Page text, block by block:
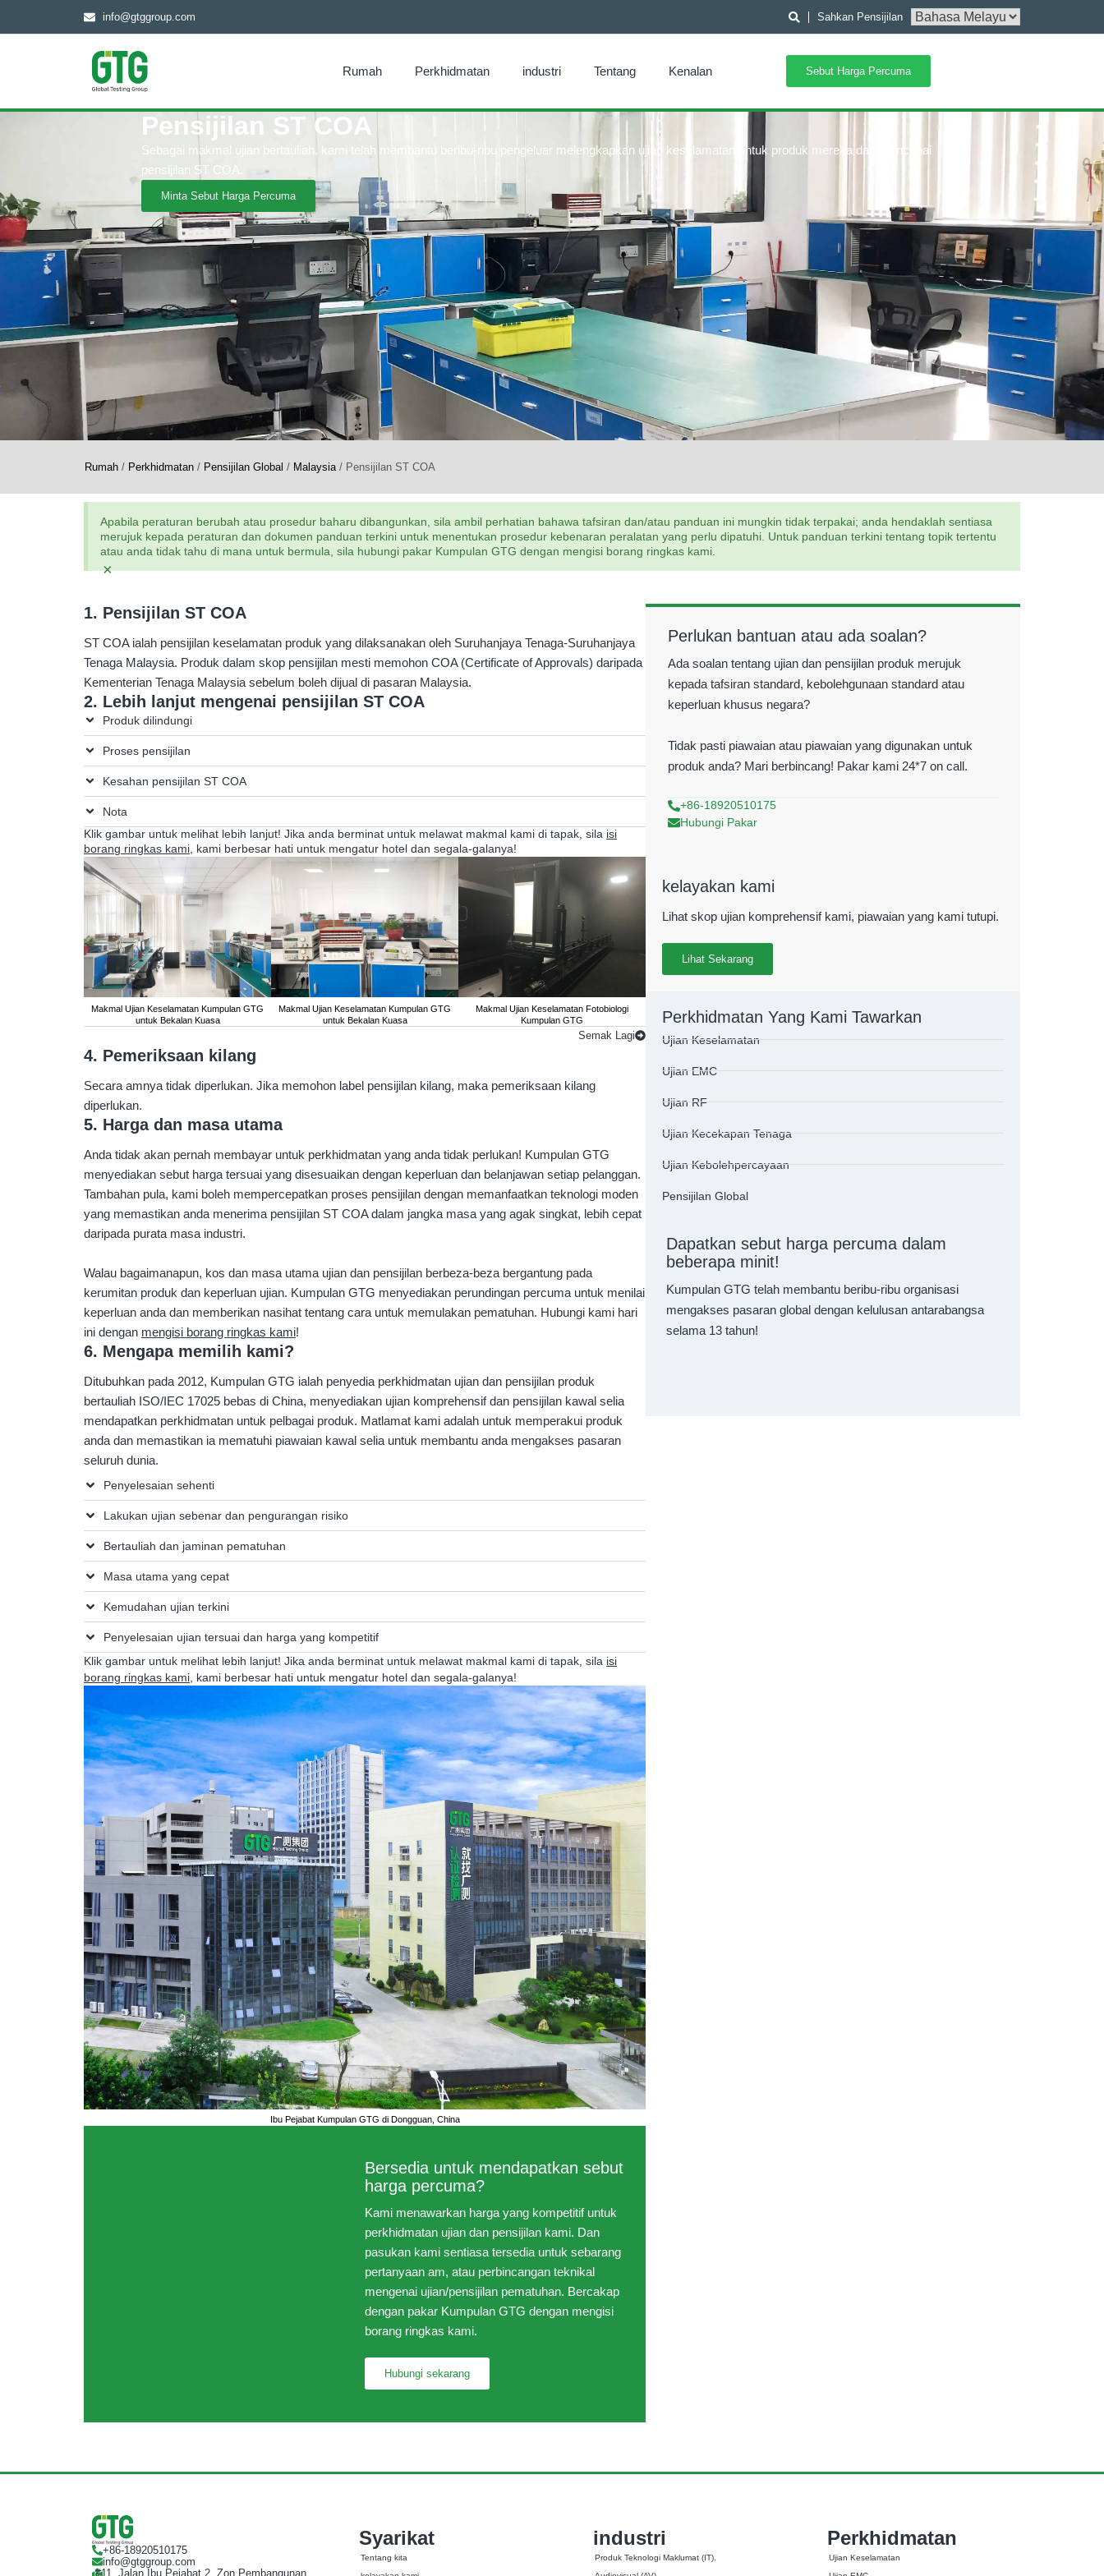
info@gtggroup.com Sahkan Pensijilan
Rumah Perkhidmatan industri Tentang Kenalan Sebut Harga Percuma
Pensijilan ST COA
Sebagai makmal ujian bertauliah, kami telah membantu beribu-ribu pengeluar melengkapkan ujian keselamatan untuk produk mereka dan mencapai
pensijilan ST COA.
Minta Sebut Harga Percuma
Rumah / Perkhidmatan / Pensijilan Global / Malaysia / Pensijilan ST COA
Apabila peraturan berubah atau prosedur baharu dibangunkan, sila ambil perhatian bahawa tafsiran dan/atau panduan ini mungkin tidak terpakai; anda hendaklah sentiasa
merujuk kepada peraturan dan dokumen panduan terkini untuk menentukan prosedur kebenaran peralatan yang perlu dipatuhi. Untuk panduan terkini tentang topik tertentu
atau anda tidak tahu di mana untuk bermula, sila hubungi pakar Kumpulan GTG dengan mengisi borang ringkas kami.
×
1. Pensijilan ST COA
ST COA ialah pensijilan keselamatan produk yang dilaksanakan oleh Suruhanjaya Tenaga-Suruhanjaya
Tenaga Malaysia. Produk dalam skop pensijilan mesti memohon COA (Certificate of Approvals) daripada
Kementerian Tenaga Malaysia sebelum boleh dijual di pasaran Malaysia.
2. Lebih lanjut mengenai pensijilan ST COA
Produk dilindungi
Proses pensijilan
Kesahan pensijilan ST COA
Nota
Klik gambar untuk melihat lebih lanjut! Jika anda berminat untuk melawat makmal kami di tapak, sila isi
borang ringkas kami, kami berbesar hati untuk mengatur hotel dan segala-galanya!
Makmal Ujian Keselamatan Kumpulan GTG
untuk Bekalan Kuasa
Makmal Ujian Keselamatan Kumpulan GTG
untuk Bekalan Kuasa
Makmal Ujian Keselamatan Fotobiologi
Kumpulan GTG
Makmal Ujian Keselamatan Kumpulan GTG
untuk Bekalan Kuasa
Makmal Ujian Keselamatan Kumpulan GTG
untuk Bekalan Kuasa
Semak Lagi
4. Pemeriksaan kilang
Secara amnya tidak diperlukan. Jika memohon label pensijilan kilang, maka pemeriksaan kilang
diperlukan.
5. Harga dan masa utama
Anda tidak akan pernah membayar untuk perkhidmatan yang anda tidak perlukan! Kumpulan GTG
menyediakan sebut harga tersuai yang disesuaikan dengan keperluan dan belanjawan setiap pelanggan.
Tambahan pula, kami boleh mempercepatkan proses pensijilan dengan memanfaatkan teknologi moden
yang memastikan anda menerima pensijilan ST COA dalam jangka masa yang agak singkat, lebih cepat
daripada purata masa industri.
Walau bagaimanapun, kos dan masa utama ujian dan pensijilan berbeza-beza bergantung pada
kerumitan produk dan keperluan ujian. Kumpulan GTG menyediakan perundingan percuma untuk menilai
keperluan anda dan memberikan nasihat tentang cara untuk memulakan pematuhan. Hubungi kami hari
ini dengan mengisi borang ringkas kami!
6. Mengapa memilih kami?
Ditubuhkan pada 2012, Kumpulan GTG ialah penyedia perkhidmatan ujian dan pensijilan produk
bertauliah ISO/IEC 17025 bebas di China, menyediakan ujian komprehensif dan pensijilan kawal selia
mendapatkan perkhidmatan untuk pelbagai produk. Matlamat kami adalah untuk memperakui produk
anda dan memastikan ia mematuhi piawaian kawal selia untuk membantu anda mengakses pasaran
seluruh dunia.
Penyelesaian sehenti
Lakukan ujian sebenar dan pengurangan risiko
Bertauliah dan jaminan pematuhan
Masa utama yang cepat
Kemudahan ujian terkini
Penyelesaian ujian tersuai dan harga yang kompetitif
Klik gambar untuk melihat lebih lanjut! Jika anda berminat untuk melawat makmal kami di tapak, sila isi
borang ringkas kami , kami berbesar hati untuk mengatur hotel dan segala-galanya!
Ibu Pejabat Kumpulan GTG di Dongguan, China
Bersedia untuk mendapatkan sebut
harga percuma?
Kami menawarkan harga yang kompetitif untuk
perkhidmatan ujian dan pensijilan kami. Dan
pasukan kami sentiasa tersedia untuk sebarang
pertanyaan am, atau perbincangan teknikal
mengenai ujian/pensijilan pematuhan. Bercakap
dengan pakar Kumpulan GTG dengan mengisi
borang ringkas kami.
Hubungi sekarang
Perlukan bantuan atau ada soalan?
Ada soalan tentang ujian dan pensijilan produk merujuk
kepada tafsiran standard, kebolehgunaan standard atau
keperluan khusus negara?
Tidak pasti piawaian atau piawaian yang digunakan untuk
produk anda? Mari berbincang! Pakar kami 24*7 on call.
+86-18920510175
Hubungi Pakar
kelayakan kami
Lihat skop ujian komprehensif kami, piawaian yang kami tutupi.
Lihat Sekarang
Perkhidmatan Yang Kami Tawarkan
Ujian Keselamatan
Ujian EMC
Ujian RF
Ujian Kecekapan Tenaga
Ujian Kebolehpercayaan
Pensijilan Global
Dapatkan sebut harga percuma dalam
beberapa minit!
Kumpulan GTG telah membantu beribu-ribu organisasi
mengakses pasaran global dengan kelulusan antarabangsa
selama 13 tahun!
+86-18920510175
info@gtggroup.com
#11, Jalan Ibu Pejabat 2, Zon Pembangunan
Syarikat
Tentang kita
industri
Produk Teknologi Maklumat (IT).
Perkhidmatan
Ujian Keselamatan